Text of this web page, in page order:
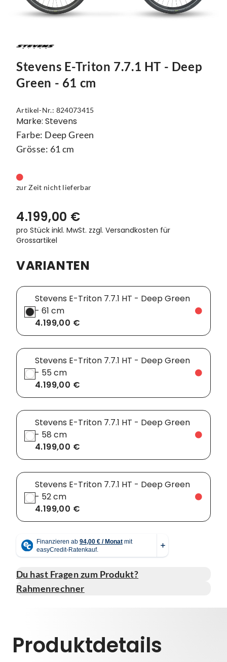
Mützen
Regenbekleidung
Schuhe
Streetwear
Trikots
Unterwäsche
Touring
Kettenblätter
Laufräder
Lenker
Pedale
Sättel
Schaltung
Steuersätze
Zahnkränze
Flaschen
Gepäckträger
Kettenschutz
Klingeln & Hupen
Pumpen
Schlösser
Single Speed
Spiegel
Taschen
Trainingsrollen
Wandhalterung
Stevens E-Triton 7.7.1 HT - Deep
Green - 61 cm
Artikel-Nr.: 824073415
Marke: Stevens
Farbe: Deep Green
Grösse: 61 cm
zur Zeit nicht lieferbar
4.199,00 €
pro Stück inkl. MwSt. zzgl. Versandkosten für
Grossartikel
VARIANTEN
Stevens E-Triton 7.7.1 HT - Deep Green
- 61 cm
4.199,00 €
Stevens E-Triton 7.7.1 HT - Deep Green
- 55 cm
4.199,00 €
Stevens E-Triton 7.7.1 HT - Deep Green
- 58 cm
4.199,00 €
Stevens E-Triton 7.7.1 HT - Deep Green
- 52 cm
4.199,00 €
Du hast Fragen zum Produkt?
Rahmenrechner
Produktdetails